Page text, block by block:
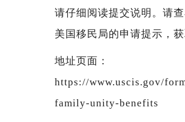
请仔细阅读提交说明。请
美国移民局的申请提示，
地址页面：
https://www.uscis.gov/
family-unity-benefits